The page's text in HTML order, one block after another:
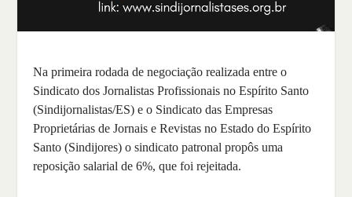
Na primeira rodada de negociação realizada entre o
Sindicato dos Jornalistas Profissionais no Espírito Santo
(Sindijornalistas/ES) e o Sindicato das Empresas
Proprietárias de Jornais e Revistas no Estado do Espírito
Santo (Sindijores) o sindicato patronal propôs uma
reposição salarial de 6%, que foi rejeitada.